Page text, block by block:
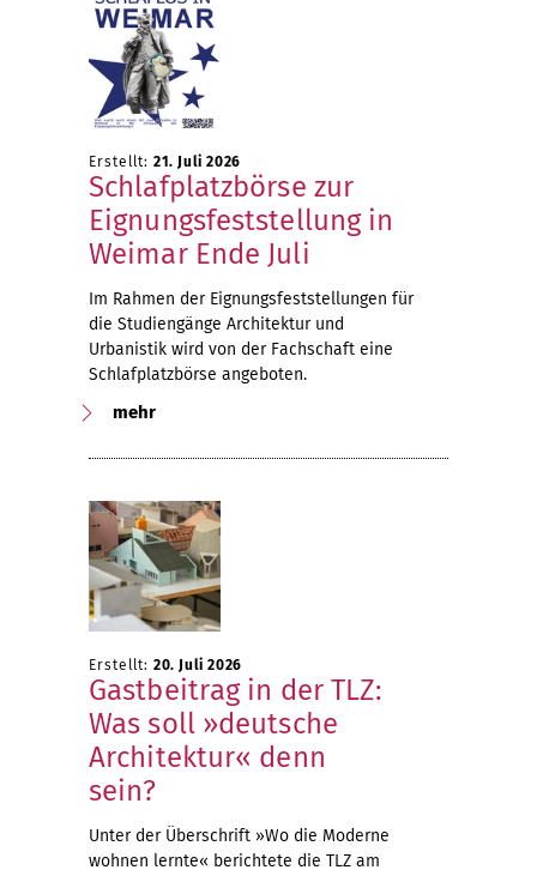
Erstellt: 21. Juli 2026
Schlafplatzbörse zur
Eignungsfeststellung in
Weimar Ende Juli
Im Rahmen der Eignungsfeststellungen für
die Studiengänge Architektur und
Urbanistik wird von der Fachschaft eine
Schlafplatzbörse angeboten.
mehr
Erstellt: 20. Juli 2026
Gastbeitrag in der TLZ:
Was soll »deutsche
Architektur« denn
sein?
Unter der Überschrift »Wo die Moderne
wohnen lernte« berichtete die TLZ am